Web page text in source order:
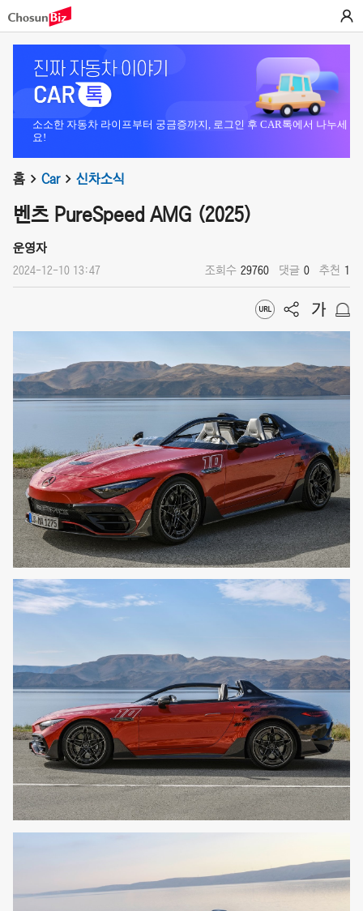
소소한 자동차 라이프부터 궁금증까지, 로그인 후 CAR톡에서 나누세
요!
홈 Car 신차소식
벤츠 PureSpeed AMG (2025)
운영자
2024-12-10 13:47 조회수 29760 댓글 0 추천 1